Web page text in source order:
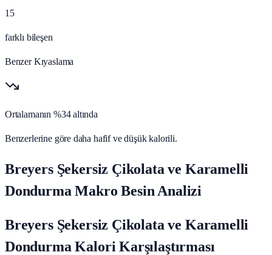
15
farklı bileşen
Benzer Kıyaslama
Ortalamanın %34 altında
Benzerlerine göre daha hafif ve düşük kalorili.
Breyers Şekersiz Çikolata ve Karamelli
Dondurma Makro Besin Analizi
Breyers Şekersiz Çikolata ve Karamelli
Dondurma Kalori Karşılaştırması